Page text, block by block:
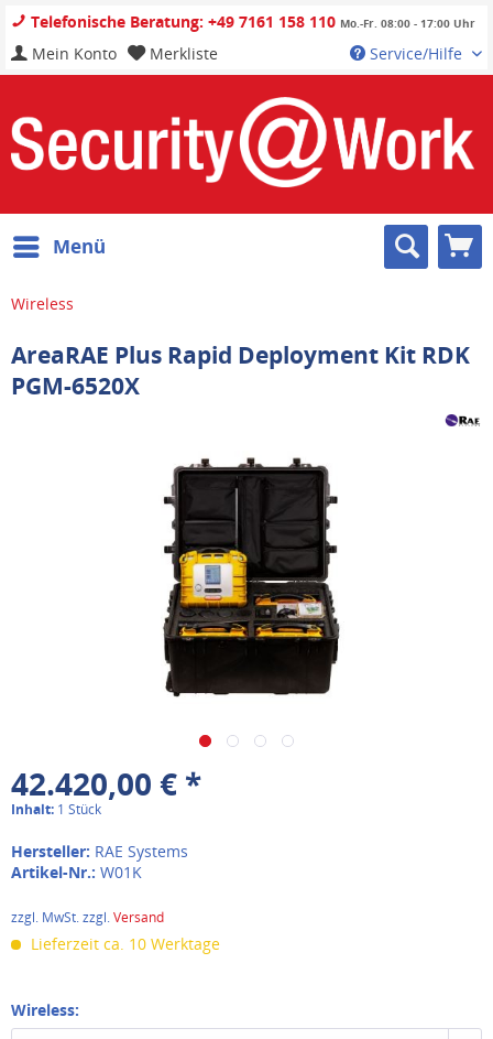
Telefonische Beratung: +49 7161 158 110 Mo.-Fr. 08:00 - 17:00 Uhr
Service/Hilfe
Mein Konto Merkliste
Menü
Wireless
AreaRAE Plus Rapid Deployment Kit RDK
PGM-6520X
42.420,00 € *
Inhalt: 1 Stück
Hersteller: RAE Systems
Artikel-Nr.: W01K
zzgl. MwSt. zzgl.Versand
Lieferzeit ca. 10 Werktage
Wireless: